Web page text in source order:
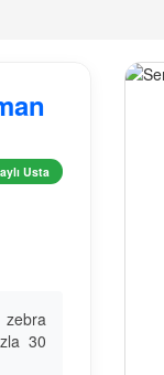
Usta
30